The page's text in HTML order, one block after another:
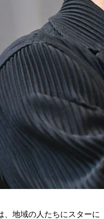
、地域の人たちにスターに